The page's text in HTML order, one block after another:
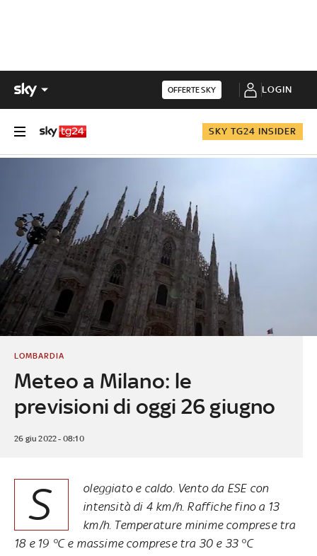
OFFERTE SKY LOGIN
SKY TG24 INSIDER
Meteo a Milano: le
previsioni di oggi 26 giugno
LOMBARDIA
26 giu 2022 - 08:10
S
oleggiato e caldo. Vento da ESE con
intensità di 4 km/h. Raffiche fino a 13
km/h. Temperature minime comprese tra
18 e 19 °C e massime comprese tra 30 e 33 °C